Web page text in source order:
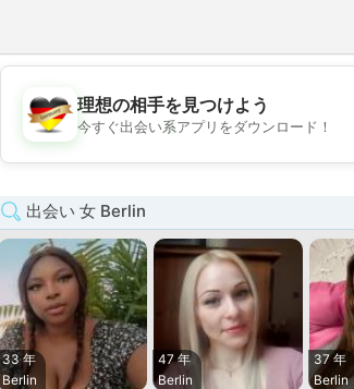
💖
理想の相手を見つけよう
今すぐ出会い系アプリをダウンロード！
出会い 女 Berlin
33 年
Berlin
47 年
Berlin
37 年
Berlin